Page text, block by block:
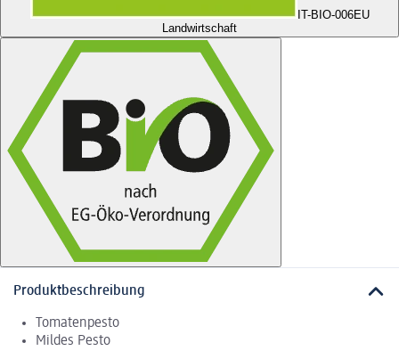
IT-BIO-006EU
Landwirtschaft
Produktbeschreibung
Tomatenpesto
Mildes Pesto